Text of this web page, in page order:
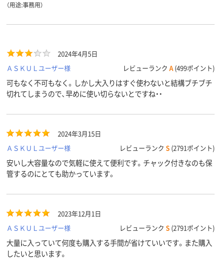
（用途:事務用）
2024年4月5日
ＡＳＫＵＬユーザー様
レビューランク A (499ポイント)
可もなく不可もなく。しかし大入りはすぐ使わないと結構ブチブチ
切れてしまうので、早めに使い切らないとですね・・
2024年3月15日
ＡＳＫＵＬユーザー様
レビューランク S (2791ポイント)
安いし大容量なので気軽に使えて便利です。チャック付きなのも保
管するのにとても助かっています。
2023年12月1日
ＡＳＫＵＬユーザー様
レビューランク S (2791ポイント)
大量に入っていて何度も購入する手間が省けていいです。また購入
したいと思います。